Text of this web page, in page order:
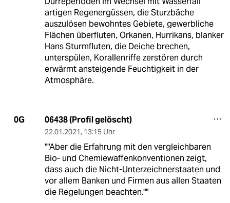
artigen Regenergüssen, die Sturzbäche
auszulösen bewohntes Gebiete, gewerbliche
Flächen überfluten, Orkanen, Hurrikans, blanker
Hans Sturmfluten, die Deiche brechen,
unterspülen, Korallenriffe zerstören durch
erwärmt ansteigende Feuchtigkeit in der
Atmosphäre.
0G 06438 (Profil gelöscht)
22.01.2021, 13:15 Uhr
""Aber die Erfahrung mit den vergleichbaren
Bio- und Chemiewaffenkonventionen zeigt,
dass auch die Nicht-Unterzeichnerstaaten und
vor allem Banken und Firmen aus allen Staaten
die Regelungen beachten.""